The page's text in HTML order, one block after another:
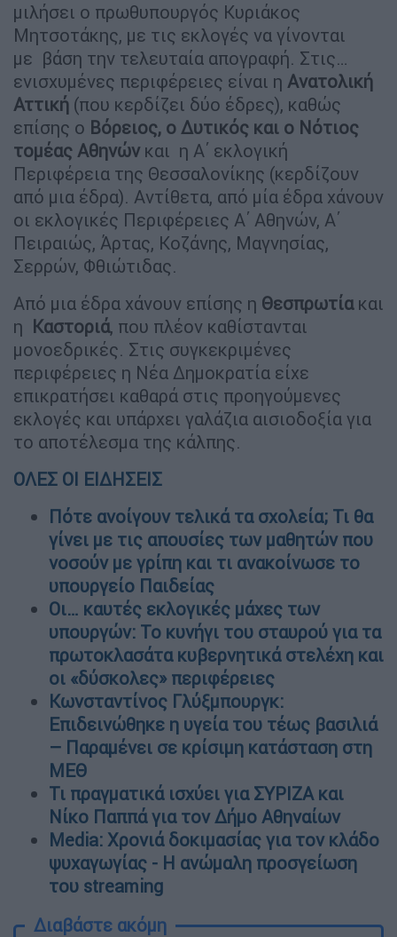
μιλήσει ο πρωθυπουργός Κυριάκος
Μητσοτάκης, με τις εκλογές να γίνονται
με βάση την τελευταία απογραφή. Στις…
ενισχυμένες περιφέρειες είναι η Ανατολική
Αττική (που κερδίζει δύο έδρες), καθώς
επίσης ο Βόρειος, ο Δυτικός και ο Νότιος
τομέας Αθηνών και η Α΄ εκλογική
Περιφέρεια της Θεσσαλονίκης (κερδίζουν
από μια έδρα). Αντίθετα, από μία έδρα χάνουν
οι εκλογικές Περιφέρειες Α΄ Αθηνών, Α΄
Πειραιώς, Άρτας, Κοζάνης, Μαγνησίας,
Σερρών, Φθιώτιδας.
Από μια έδρα χάνουν επίσης η Θεσπρωτίακαι
η Καστοριά, που πλέον καθίστανται
μονοεδρικές. Στις συγκεκριμένες
περιφέρειες η Νέα Δημοκρατία είχε
επικρατήσει καθαρά στις προηγούμενες
εκλογές και υπάρχει γαλάζια αισιοδοξία για
το αποτέλεσμα της κάλπης.
ΟΛΕΣ ΟΙ ΕΙΔΗΣΕΙΣ
Πότε ανοίγουν τελικά τα σχολεία; Τι θα
γίνει με τις απουσίες των μαθητών που
νοσούν με γρίπη και τι ανακοίνωσε το
υπουργείο Παιδείας
Οι… καυτές εκλογικές μάχες των
υπουργών: Το κυνήγι του σταυρού για τα
πρωτοκλασάτα κυβερνητικά στελέχη και
οι «δύσκολες» περιφέρειες
Κωνσταντίνος Γλύξμπουργκ:
Επιδεινώθηκε η υγεία του τέως βασιλιά
– Παραμένει σε κρίσιμη κατάσταση στη
ΜΕΘ
Τι πραγματικά ισχύει για ΣΥΡΙΖΑ και
Νίκο Παππά για τον Δήμο Αθηναίων
Media: Χρονιά δοκιμασίας για τον κλάδο
ψυχαγωγίας - Η ανώμαλη προσγείωση
του streaming
Διαβάστε ακόμη